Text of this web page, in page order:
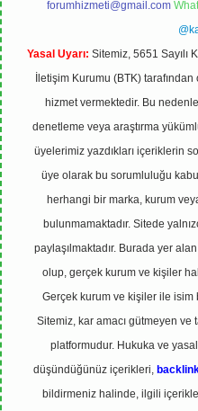
forumhizmeti@gmail.com
Yasal Uyarı: Sitemiz, 5651 Sayılı
İletişim Kurumu (BTK)
hizmet vermektedir. Bu
denetleme veya araştırma
üyelerimiz yazdıkları içeriklerin
üye olarak bu sorumluluğu
herhangi bir marka, kurum
bulunmamaktadır. Sitede
paylaşılmaktadır. Burada yer
olup, gerçek kurum ve kişiler
Gerçek kurum ve kişiler ile
Sitemiz, kar amacı gütmeyen
platformudur. Hukuka ve
düşündüğünüz içerikleri,
bildirmeniz halinde, ilgili